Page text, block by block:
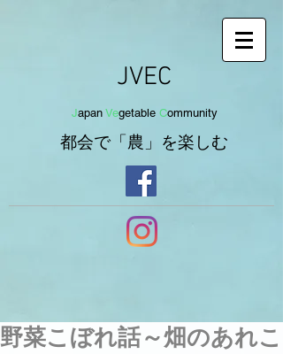
JVEC
Japan Vegetable Community
都会で「農」を楽しむ
野菜こぼれ話～畑のあれこ